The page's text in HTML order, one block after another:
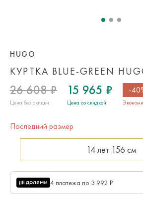
КУРТКА BLUE-GREEN
HUGO
26 608 ₽
Цена без скидки
15 965 ₽
Цена со скидкой
-
Последний размер
14 лет 156 см
4 платежа по 3 992 ₽